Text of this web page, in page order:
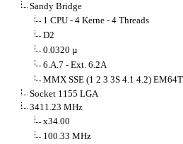
Sandy Bridge
1 CPU - 4 Kerne - 4 Threads
D2
0.0320 µ
6.A.7 - Ext. 6.2A
MMX SSE (1 2 3 3S 4.1 4.2)
Socket 1155 LGA
3411.23 MHz
x34.00
100.33 MHz